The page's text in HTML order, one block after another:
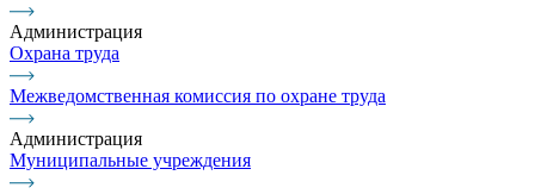
Администрация
Охрана труда
Межведомственная комиссия по охране труда
Администрация
Муниципальные учреждения